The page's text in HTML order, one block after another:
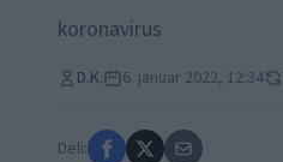
koronavirus
D.K. 6. januar 2022, 12:34
Deli: